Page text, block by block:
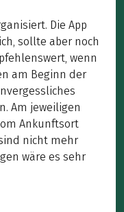
Die App
sollte aber noch
wenn
am Beginn der
Am jeweiligen
Ankunftsort
nicht mehr
wäre es sehr